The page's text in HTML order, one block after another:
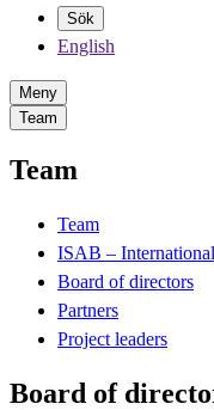
Sök
English
Meny
Team
Team
Team
ISAB –
Board of directors
Partners
Project leaders
Board of